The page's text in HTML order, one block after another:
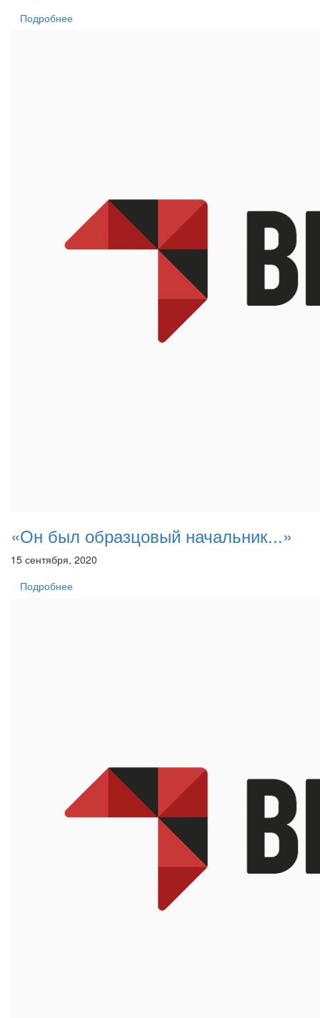
Подробнее
«Он был образцовый начальник...»
15 сентября, 2020
Подробнее